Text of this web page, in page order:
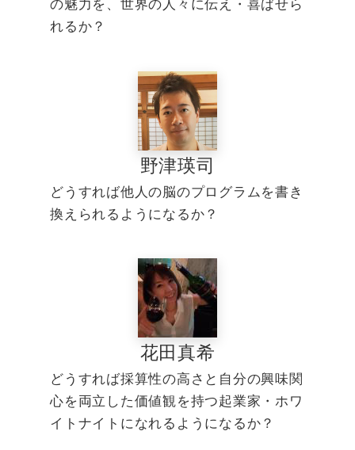
の魅力を、世界の人々に伝え・喜ばせら
れるか？
野津瑛司
どうすれば他人の脳のプログラムを書き
換えられるようになるか？
花田真希
どうすれば採算性の高さと自分の興味関
心を両立した価値観を持つ起業家・ホワ
イトナイトになれるようになるか？